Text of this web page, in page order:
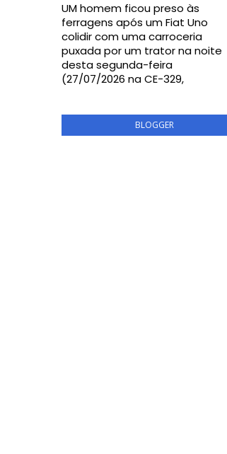
UM homem ficou preso às
ferragens após um Fiat Uno
colidir com uma carroceria
puxada por um trator na noite
desta segunda-feira
(27/07/2026 na CE-329,
BLOGGER